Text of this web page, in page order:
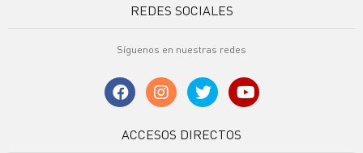
REDES SOCIALES
Síguenos en nuestras redes
ACCESOS DIRECTOS